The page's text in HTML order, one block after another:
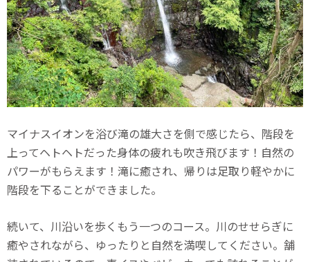
マイナスイオンを浴び滝の雄大さを側で感じたら、階段を
上ってヘトヘトだった身体の疲れも吹き飛びます！自然の
パワーがもらえます！滝に癒され、帰りは足取り軽やかに
階段を下ることができました。
続いて、川沿いを歩くもう一つのコース。川のせせらぎに
癒やされながら、ゆったりと自然を満喫してください。舗